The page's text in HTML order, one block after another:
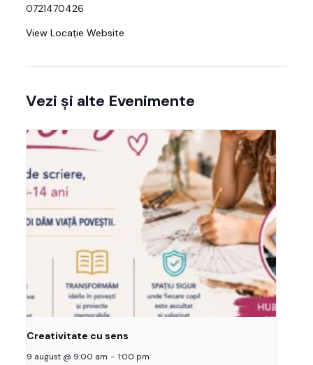
0721470426
View Locație Website
Vezi și alte Evenimente
Creativitate cu sens
9 august @ 9:00 am - 1:00 pm